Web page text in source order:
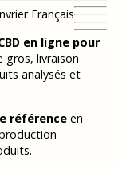
Français
en ligne pour
gros, livraison
analysés et
référenceen